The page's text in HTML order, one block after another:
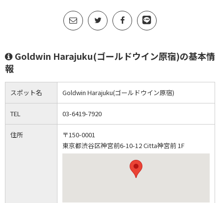
Goldwin Harajuku(ゴールドウイン原宿)の基本情
報
スポット名 Goldwin Harajuku(ゴールドウイン原宿)
TEL 03-6419-7920
住所
〒150-0001
東京都渋谷区神宮前6-10-12 Citta神宮前 1F